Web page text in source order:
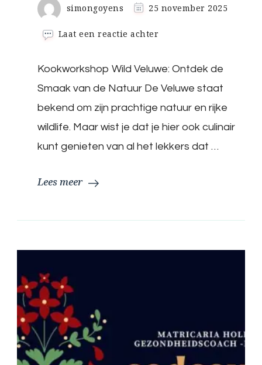
simongoyens 25 november 2025
Laat een reactie achter
Smaak
van
de
Natuur:
Wild
Veluwe
Kookworkshop Wild Veluwe: Ontdek de
Smaak van de Natuur De Veluwe staat
bekend om zijn prachtige natuur en rijke
wildlife. Maar wist je dat je hier ook culinair
kunt genieten van al het lekkers dat …
Lees meer